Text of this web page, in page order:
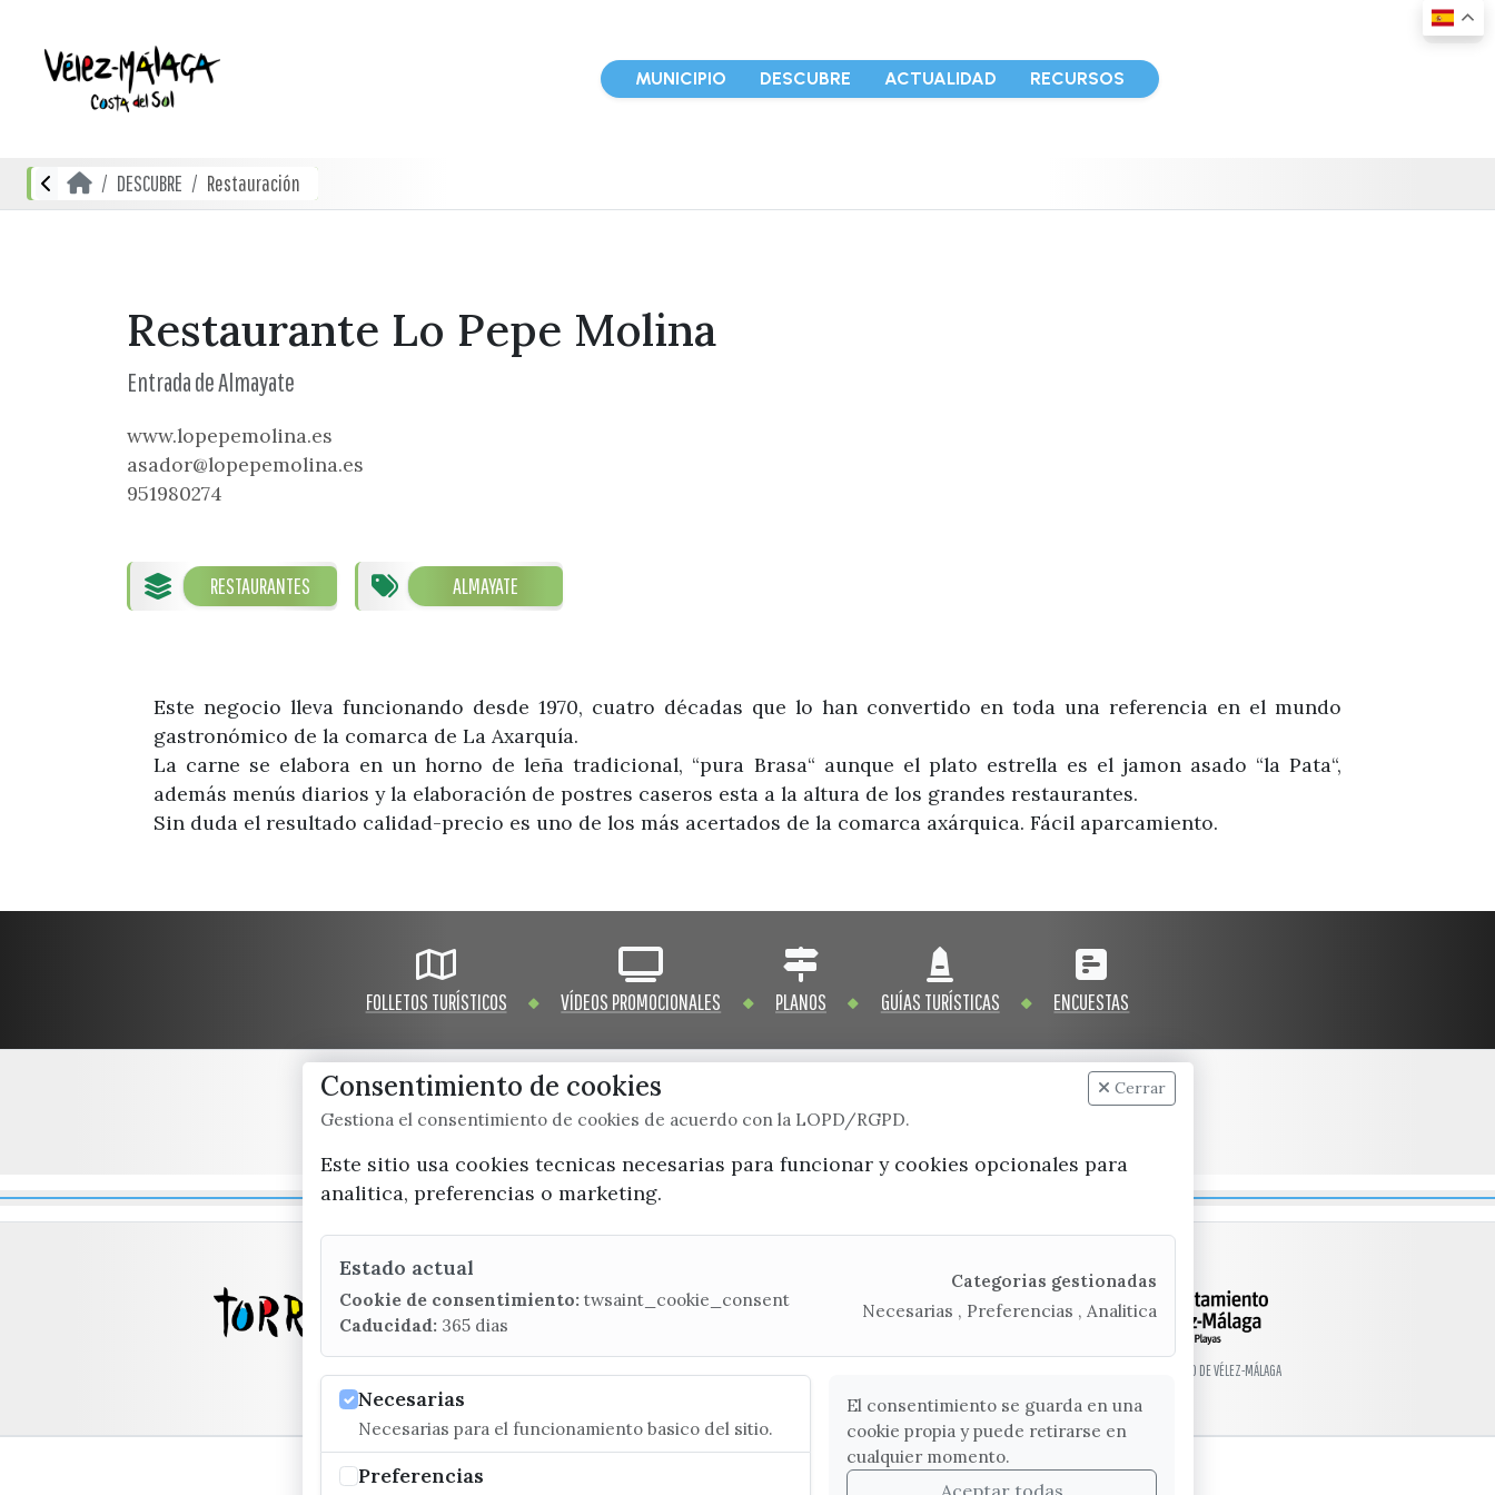
MUNICIPIO DESCUBRE ACTUALIDAD RECURSOS
DESCUBRE Restauración
Restaurante Lo Pepe Molina
Entrada de Almayate
www.lopepemolina.es
asador@lopepemolina.es
951980274
RESTAURANTES ALMAYATE
Este negocio lleva funcionando desde 1970, cuatro décadas que lo han convertido en toda una referencia en el mundo
gastronómico de la comarca de La Axarquía.
La carne se elabora en un horno de leña tradicional, “pura Brasa“ aunque el plato estrella es el jamon asado “la Pata“,
además menús diarios y la elaboración de postres caseros esta a la altura de los grandes restaurantes.
Sin duda el resultado calidad-precio es uno de los más acertados de la comarca axárquica. Fácil aparcamiento.
FOLLETOS TURÍSTICOS VÍDEOS PROMOCIONALES PLANOS GUÍAS TURÍSTICAS ENCUESTAS
instagram
turismo@velezmalaga.es
C/ Poniente, 2. CP 29740 - Torre del Mar
© EXCMO. AYUNTAMIENTO DE VÉLEZ-MÁLAGA
Consentimiento de cookies
Gestiona el consentimiento de cookies de acuerdo con la LOPD/RGPD.
Cerrar
Este sitio usa cookies tecnicas necesarias para funcionar y cookies opcionales para
analitica, preferencias o marketing.
Estado actual
Cookie de consentimiento: twsaint_cookie_consent
Caducidad: 365 dias
Categorias gestionadas
Necesarias , Preferencias , Analitica
Necesarias
Necesarias para el funcionamiento basico del sitio.
Preferencias
El consentimiento se guarda en una
cookie propia y puede retirarse en
cualquier momento.
Aceptar todas